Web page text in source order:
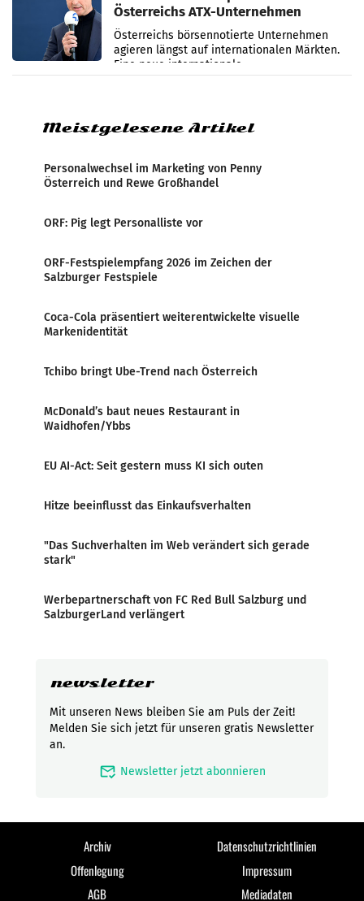
Österreichs ATX-Unternehmen
international wahrgenommen
werden
Österreichs börsennotierte Unternehmen
agieren längst auf internationalen Märkten.
Eine neue internationale
Medienresonanzanalyse untersucht die
Meistgelesene Artikel
Personalwechsel im Marketing von Penny
Österreich und Rewe Großhandel
ORF: Pig legt Personalliste vor
ORF-Festspielempfang 2026 im Zeichen der
Salzburger Festspiele
Coca-Cola präsentiert weiterentwickelte visuelle
Markenidentität
Tchibo bringt Ube-Trend nach Österreich
McDonald’s baut neues Restaurant in
Waidhofen/Ybbs
EU AI-Act: Seit gestern muss KI sich outen
Hitze beeinflusst das Einkaufsverhalten
"Das Suchverhalten im Web verändert sich gerade
stark"
Werbepartnerschaft von FC Red Bull Salzburg und
SalzburgerLand verlängert
newsletter
Mit unseren News bleiben Sie am Puls der Zeit!
Melden Sie sich jetzt für unseren gratis Newsletter
an.
mark_email_read Newsletter jetzt abonnieren
Archiv
Datenschutzrichtlinien
Offenlegung
Impressum
AGB
Mediadaten